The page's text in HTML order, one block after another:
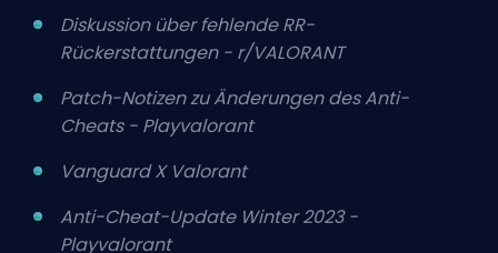
Diskussion über fehlende RR-
Rückerstattungen - r/VALORANT
Patch-Notizen zu Änderungen des Anti-
Cheats - Playvalorant
Vanguard X Valorant
Anti-Cheat-Update Winter 2023 -
Playvalorant